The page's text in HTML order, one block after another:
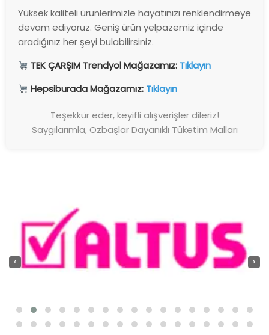
Yüksek kaliteli ürünlerimizle hayatınızı renklendirmeye
devam ediyoruz. Geniş ürün yelpazemiz içinde
aradığınız her şeyi bulabilirsiniz.
TEK ÇARŞIM Trendyol Mağazamız: Tıklayın
Hepsiburada Mağazamız: Tıklayın
Teşekkür eder, keyifli alışverişler dileriz!
Saygılarımla, Özbaşlar Dayanıklı Tüketim Malları
‹ ›